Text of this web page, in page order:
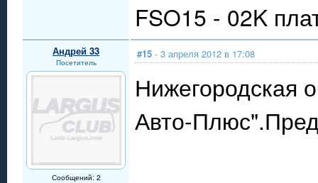
FSO15 - 02K
Андрей 33
Посетитель
Сообщений: 2
#15 - 3 апреля 2012 в 17:08
Нижегородская
Авто-